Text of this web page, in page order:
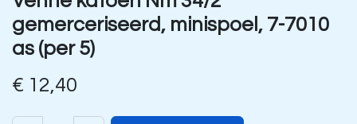
gemerceriseerd, minispoel, 7-7010
as (per 5)
€ 12,40